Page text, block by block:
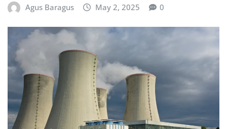
Agus Baragus May 2, 2025 0